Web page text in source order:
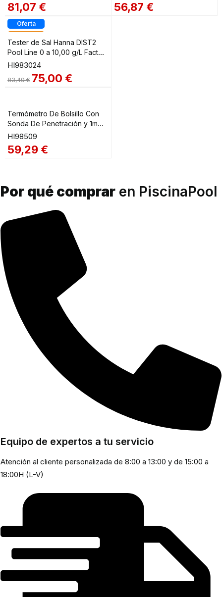
81,07 € 56,87 €
Oferta
Tester de Sal Hanna DIST2
Pool Line 0 a 10,00 g/L Factor
TDS 0.5
HI983024
83,49€ 75,00 €
Termómetro De Bolsillo Con
Sonda De Penetración y 1m
Cable HI98509
HI98509
59,29 €
Por qué comprar en PiscinaPool
Equipo de expertos a tu servicio
Atención al cliente personalizada de 8:00 a 13:00 y de 15:00 a
18:00H (L-V)